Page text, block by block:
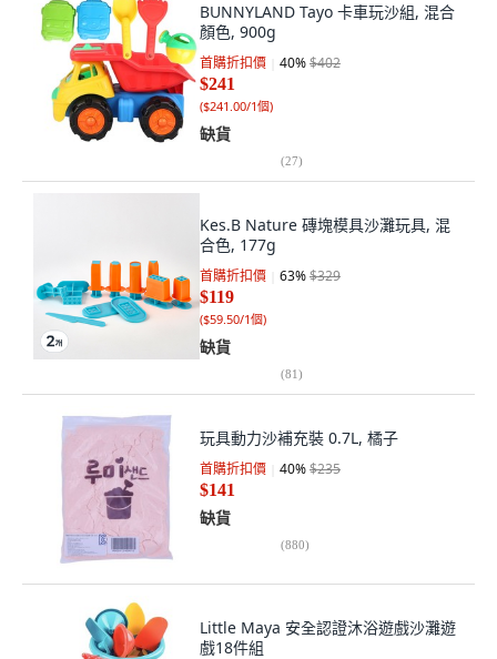
BUNNYLAND Tayo 卡車玩沙組, 混合
顏色, 900g
首購折扣價 40%$402
$241
($241.00/1個)
缺貨
(27)
Kes.B Nature 磚塊模具沙灘玩具, 混
合色, 177g
首購折扣價 63%$329
$119
($59.50/1個)
缺貨
(81)
玩具動力沙補充裝 0.7L, 橘子
首購折扣價 40%$235
$141
缺貨
(880)
Little Maya 安全認證沐浴遊戲沙灘遊
戲18件組